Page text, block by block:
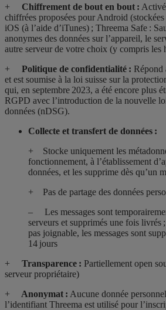
+ Chiffrement de bout en bout :
chiffrées proposées pour Android
iOS (à l’aide d’iTunes) ; Threema Safe :
anonymes des données sur l’appareil, le
autre serveur de votre choix (y compris les
+ Politique de confidentialité : Répond
et est soumise à la loi suisse sur la
qui, en septembre 2023, a été encore plus
RGPD avec l’introduction de la nouvelle
données (nDSG).
Collecte et transfert de données :
+ Stocke uniquement les
fonctionnement, à l’établissement
données, et les supprime dès qu’un
+ Pas de partage des données
– Les messages sont
serveurs et supprimés une fois livrés
pas joignable, les messages sont
14 jours
+ Transparence : Partiellement open
serveur propriétaire)
+ Anonymat : Aucune donnée
l’identifiant Threema est utilisé pour